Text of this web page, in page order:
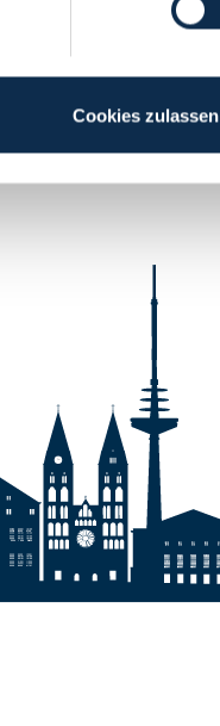
Cookies zulassen